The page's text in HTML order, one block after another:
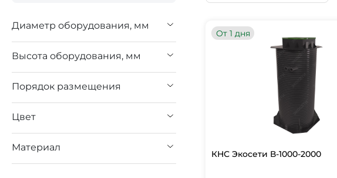
Диаметр оборудования, мм
Высота оборудования, мм
Порядок размещения
Цвет
Материал
От 1 дня
КНС Экосети В-1000-2000